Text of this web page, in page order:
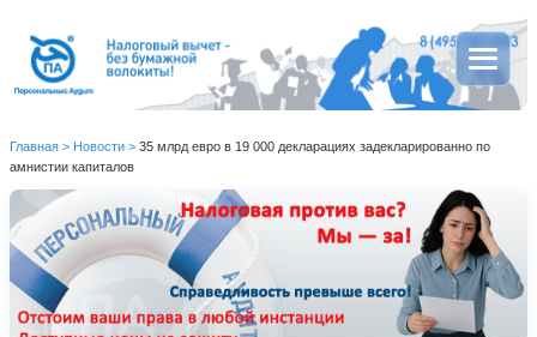
Главная > Новости > 35 млрд евро в 19 000 декларациях задекларированно по
амнистии капиталов